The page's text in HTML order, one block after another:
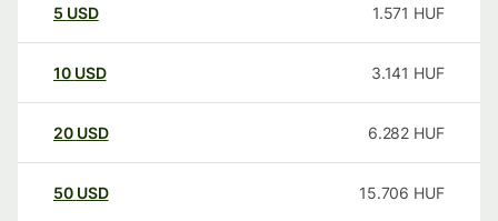
5 USD 1.571 HUF
10 USD 3.141 HUF
20 USD 6.282 HUF
50 USD 15.706 HUF